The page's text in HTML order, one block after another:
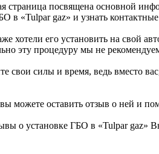
посвящена основной
в «Tulpar gaz» и узнать
хотели его установить на свой
эту процедуру мы не
силы и время, ведь вместо
можете оставить отзыв о ней и
о установке ГБО в «Tulpar gaz»